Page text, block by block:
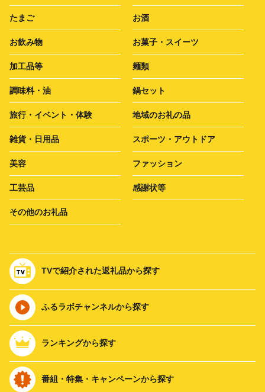
たまご お酒
お飲み物 お菓子・スイーツ
加工品等 麺類
調味料・油 鍋セット
旅行・イベント・体験 地域のお礼の品
雑貨・日用品 スポーツ・アウトドア
美容 ファッション
工芸品 感謝状等
その他のお礼品
TVで紹介された返礼品から探す
ふるラボチャンネルから探す
ランキングから探す
番組・特集・キャンペーンから探す